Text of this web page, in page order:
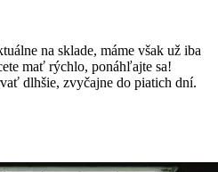
na sklade, máme však už iba
mať rýchlo, ponáhľajte sa!
dlhšie, zvyčajne do piatich dní.